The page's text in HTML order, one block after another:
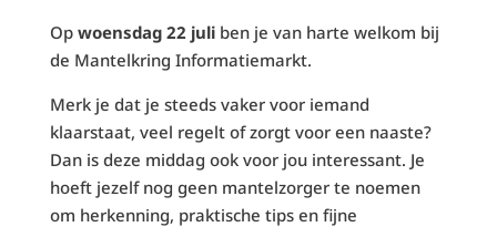
Op woensdag 22 juliben je van harte welkom bij
de Mantelkring Informatiemarkt.
Merk je dat je steeds vaker voor iemand
klaarstaat, veel regelt of zorgt voor een naaste?
Dan is deze middag ook voor jou interessant. Je
hoeft jezelf nog geen mantelzorger te noemen
om herkenning, praktische tips en fijne